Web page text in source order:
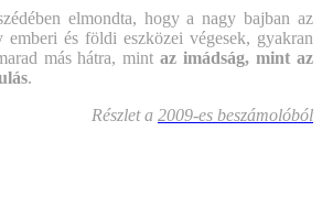
elmondta, hogy a nagy bajban az
emberi és földi eszközei végesek, gyakran
más hátra, mintaz imádság, mint az
.
Részlet a 2009-es beszámolóból